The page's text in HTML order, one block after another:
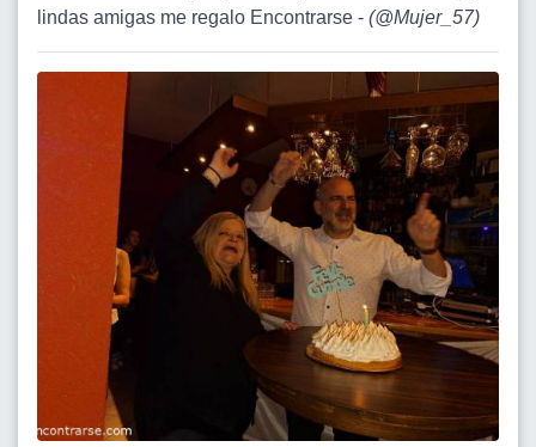
lindas amigas me regalo Encontrarse - (@Mujer_57)